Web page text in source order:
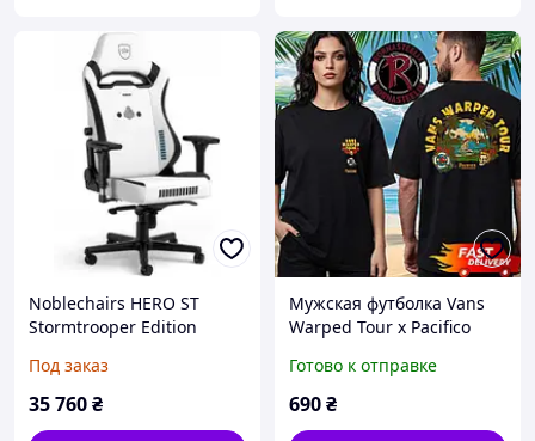
Noblechairs HERO ST
Stormtrooper Edition
Под заказ
35 760₴
Мужская футболка Vans
Warped Tour x Pacifico
Two Sided, Черный, S
Готово к отправке
690₴